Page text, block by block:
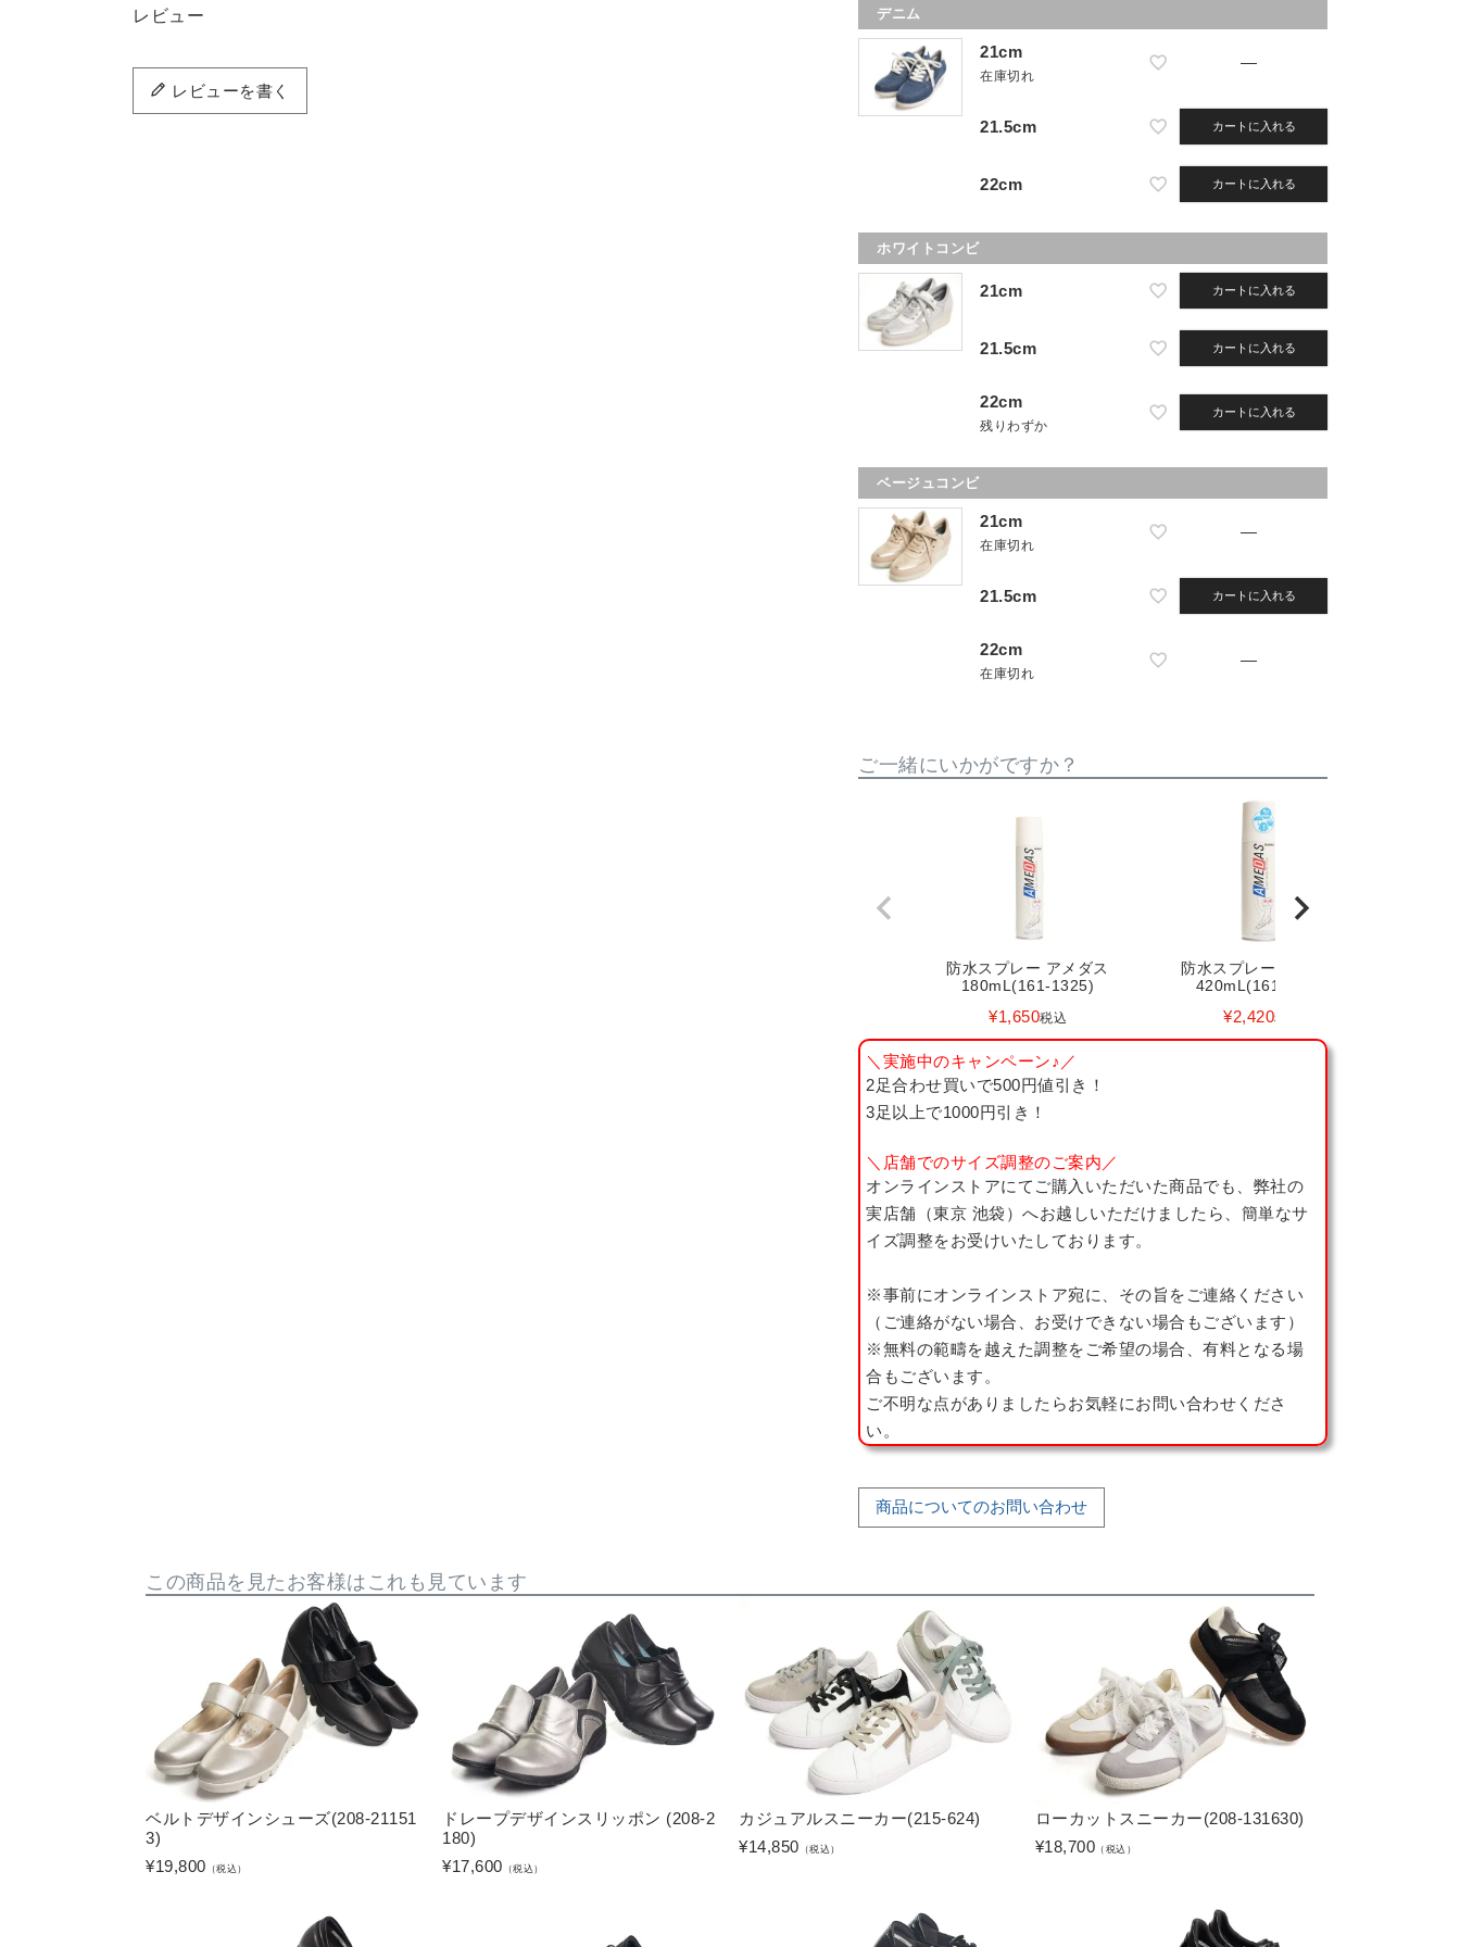
レビュー
レビューを書く
デニム
21cm
在庫切れ
—
21.5cm カートに入れる
22cm カートに入れる
ホワイトコンビ
21cm カートに入れる
21.5cm カートに入れる
22cm
残りわずか
カートに入れる
ベージュコンビ
21cm
在庫切れ
—
21.5cm カートに入れる
22cm
在庫切れ
—
ご一緒にいかがですか？
防水スプレー アメダス
180mL(161-1325)
¥1,650税込
防水スプレー アメダス
420mL(161-1329)
¥2,420税込
＼実施中のキャンペーン♪／
2足合わせ買いで500円値引き！
3足以上で1000円引き！
＼店舗でのサイズ調整のご案内／
オンラインストアにてご購入いただいた商品でも、弊社の
実店舗（東京 池袋）へお越しいただけましたら、簡単なサ
イズ調整をお受けいたしております。
※事前にオンラインストア宛に、その旨をご連絡ください
（ご連絡がない場合、お受けできない場合もございます）
※無料の範疇を越えた調整をご希望の場合、有料となる場
合もございます。
ご不明な点がありましたらお気軽にお問い合わせくださ
い。
商品についてのお問い合わせ
この商品を見たお客様はこれも見ています
ベルトデザインシューズ(208-21151
3)
¥19,800 （税込）
ドレープデザインスリッポン (208-2
180)
¥17,600 （税込）
カジュアルスニーカー(215-624)
¥14,850 （税込）
ローカットスニーカー(208-131630)
¥18,700 （税込）